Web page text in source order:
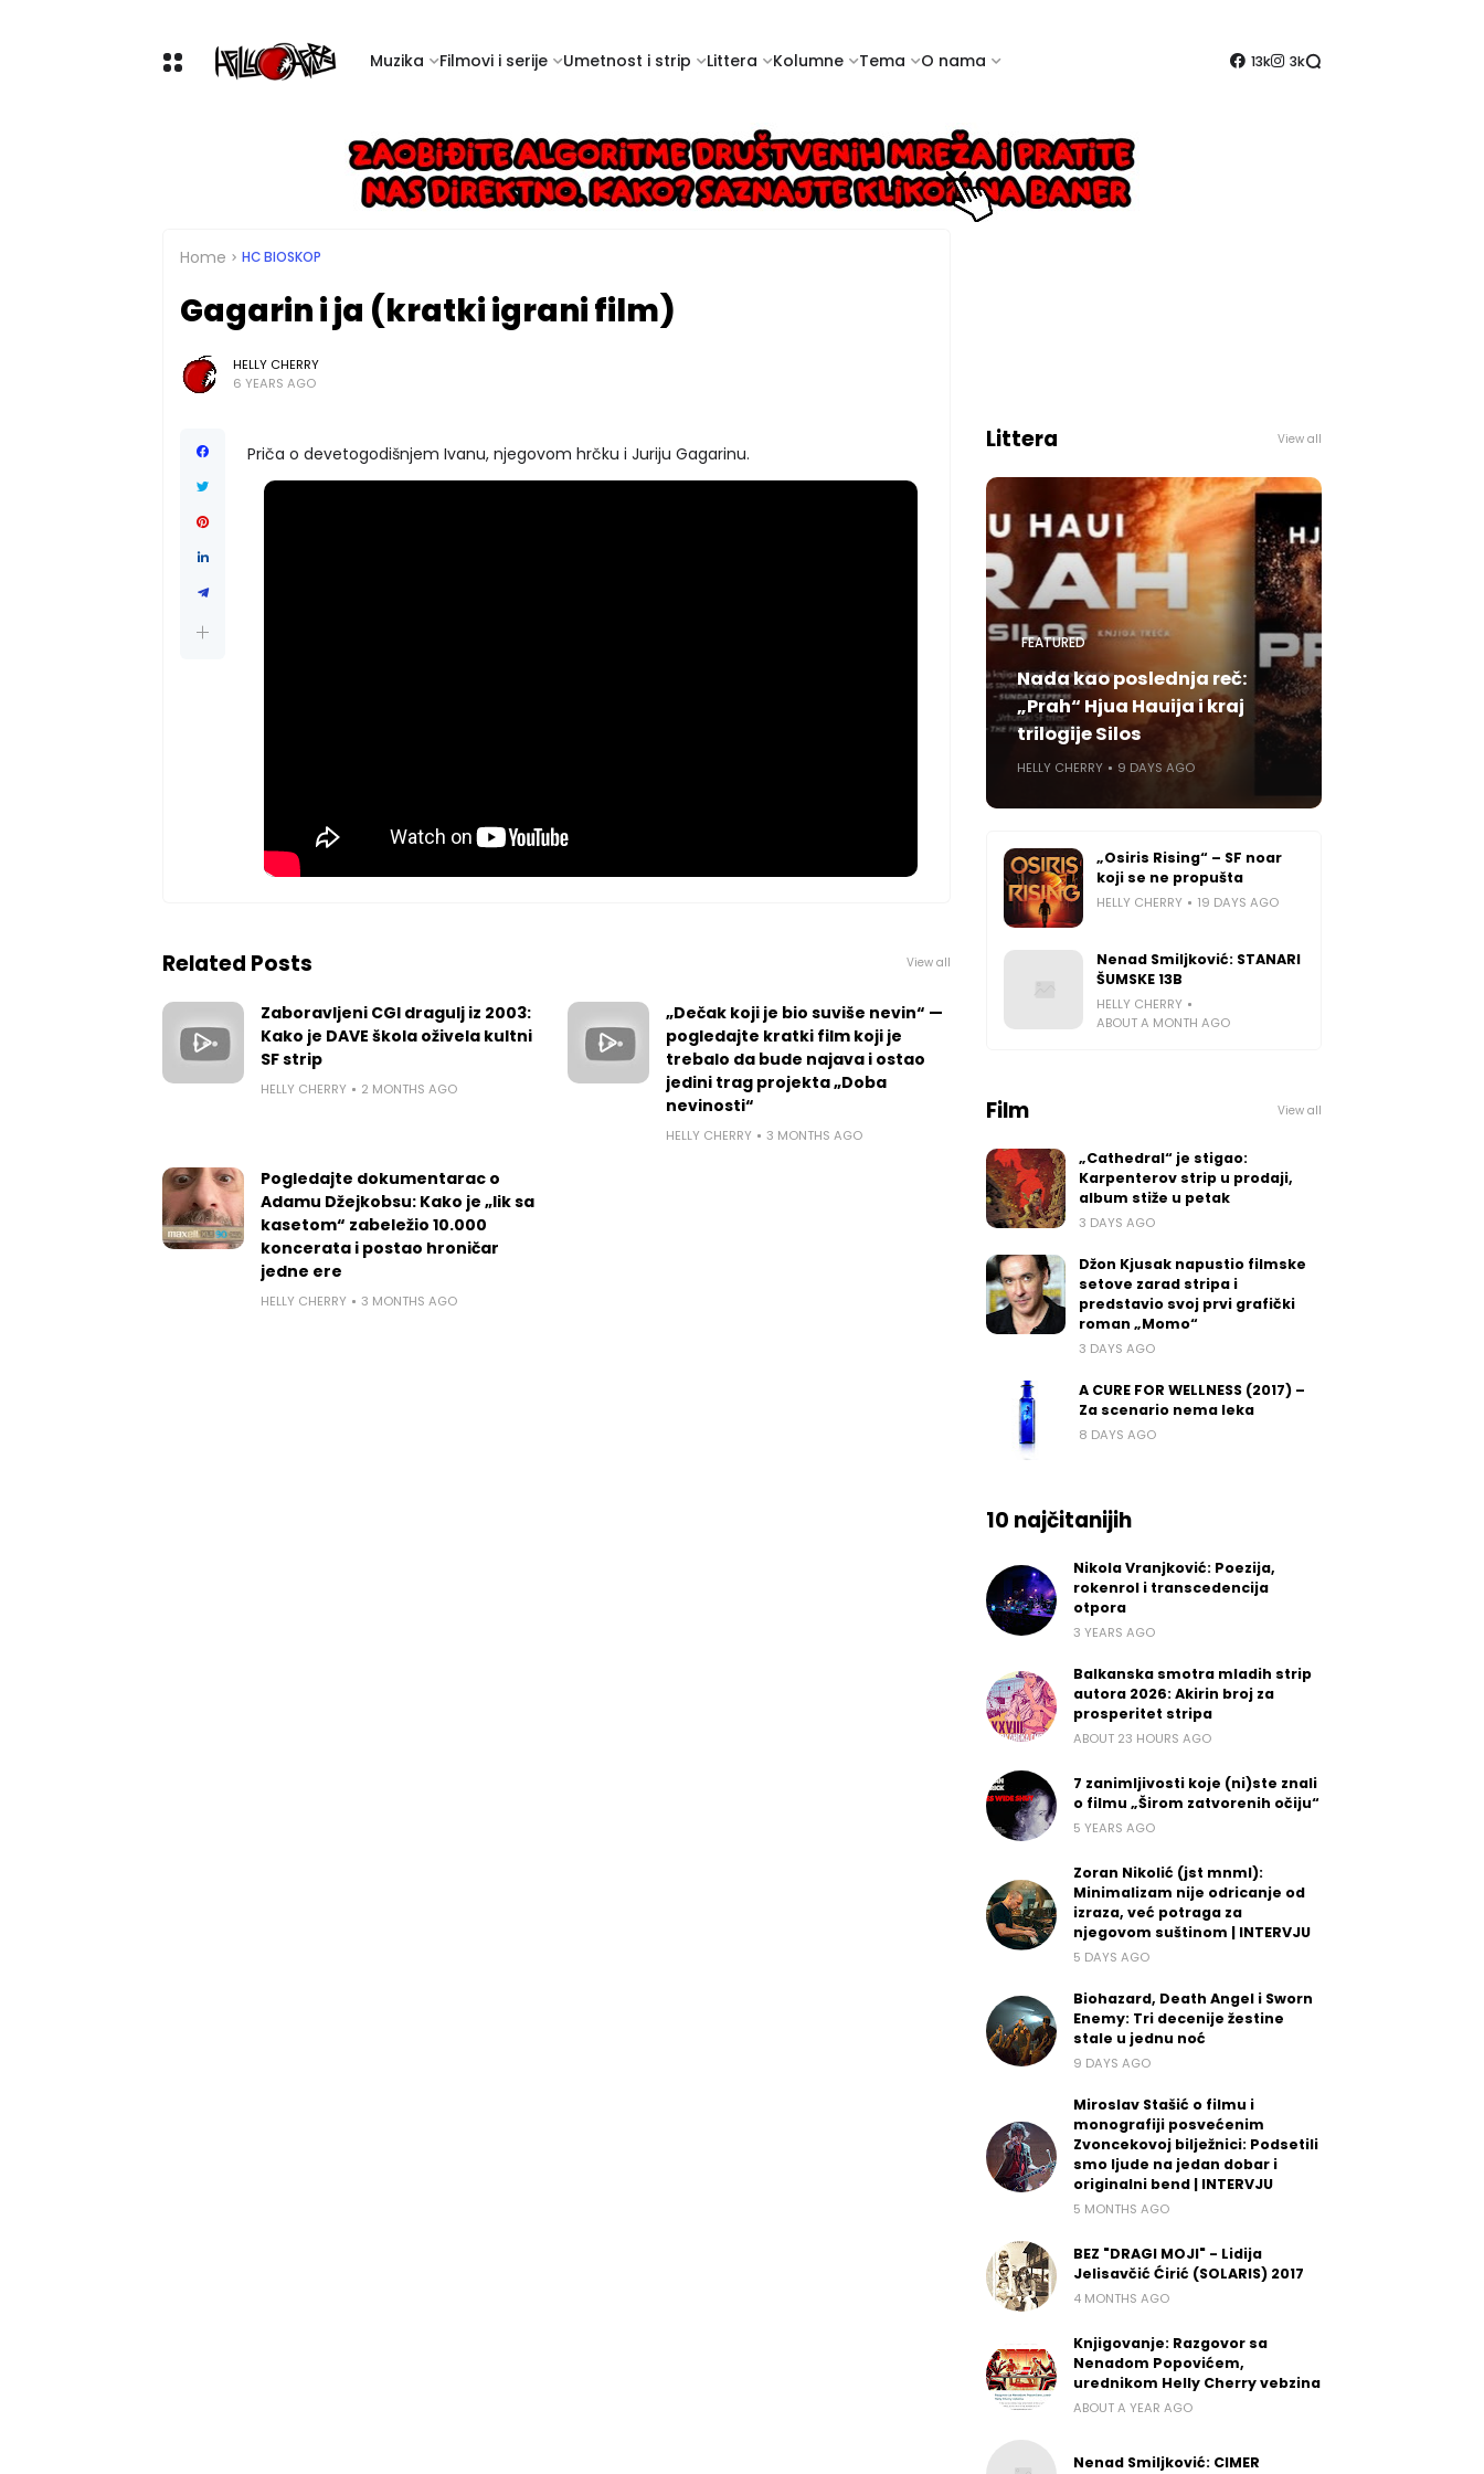
Muzika Filmovi i serije Umetnost i strip Littera Kolumne Tema O nama 13k 3k
Home HC BIOSKOP
Gagarin i ja (kratki igrani film)
HELLY CHERRY
6 YEARS AGO
Priča o devetogodišnjem Ivanu, njegovom hrčku i Juriju Gagarinu.
Related Posts View all
Zaboravljeni CGI dragulj iz 2003:
Kako je DAVE škola oživela kultni
SF strip
HELLY CHERRY 2 MONTHS AGO
„Dečak koji je bio suviše nevin“ —
pogledajte kratki film koji je
trebalo da bude najava i ostao
jedini trag projekta „Doba
nevinosti“
HELLY CHERRY 3 MONTHS AGO
Pogledajte dokumentarac o
Adamu Džejkobsu: Kako je „lik sa
kasetom“ zabeležio 10.000
koncerata i postao hroničar
jedne ere
HELLY CHERRY 3 MONTHS AGO
Littera View all
FEATURED
Nada kao poslednja reč:
„Prah“ Hjua Hauija i kraj
trilogije Silos
HELLY CHERRY 9 DAYS AGO
„Osiris Rising“ – SF noar
koji se ne propušta
HELLY CHERRY 19 DAYS AGO
Nenad Smiljković: STANARI
ŠUMSKE 13B
HELLY CHERRY
ABOUT A MONTH AGO
Film View all
„Cathedral“ je stigao:
Karpenterov strip u prodaji,
album stiže u petak
3 DAYS AGO
Džon Kjusak napustio filmske
setove zarad stripa i
predstavio svoj prvi grafički
roman „Momo“
3 DAYS AGO
A CURE FOR WELLNESS (2017) –
Za scenario nema leka
8 DAYS AGO
10 najčitanijih
Nikola Vranjković: Poezija,
rokenrol i transcedencija
otpora
3 YEARS AGO
Balkanska smotra mladih strip
autora 2026: Akirin broj za
prosperitet stripa
ABOUT 23 HOURS AGO
7 zanimljivosti koje (ni)ste znali
o filmu „Širom zatvorenih očiju“
5 YEARS AGO
Zoran Nikolić (jst mnml):
Minimalizam nije odricanje od
izraza, već potraga za
njegovom suštinom | INTERVJU
5 DAYS AGO
Biohazard, Death Angel i Sworn
Enemy: Tri decenije žestine
stale u jednu noć
9 DAYS AGO
Miroslav Stašić o filmu i
monografiji posvećenim
Zvoncekovoj bilježnici: Podsetili
smo ljude na jedan dobar i
originalni bend | INTERVJU
5 MONTHS AGO
BEZ "DRAGI MOJI" - Lidija
Jelisavčić Ćirić (SOLARIS) 2017
4 MONTHS AGO
Knjigovanje: Razgovor sa
Nenadom Popovićem,
urednikom Helly Cherry vebzina
ABOUT A YEAR AGO
Nenad Smiljković: CIMER